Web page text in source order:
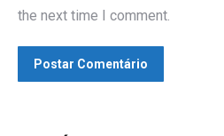
the next time I comment.
Postar Comentário